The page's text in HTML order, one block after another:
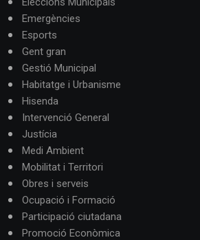
Emergències
Esports
Gent gran
Gestió Municipal
Habitatge i Urbanisme
Hisenda
Intervenció General
Justícia
Medi Ambient
Mobilitat i Territori
Obres i serveis
Ocupació i Formació
Participació ciutadana
Promoció Econòmica